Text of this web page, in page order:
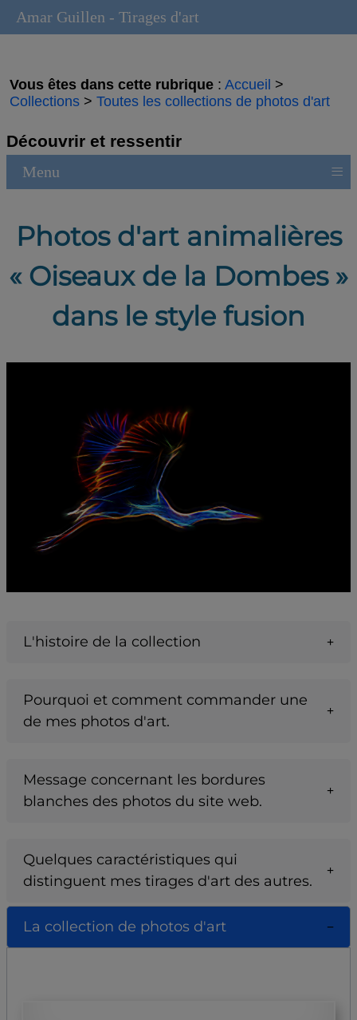
Vous êtes dans cette rubrique :Accueil >
Collections >Toutes les collections de photos d'art
Découvrir et ressentir
Menu ≡
Photos d'art animalières
« Oiseaux de la Dombes »
dans le style fusion
L'histoire de la collection
Pourquoi et comment commander une
de mes photos d'art.
Message concernant les bordures
blanches des photos du site web.
Quelques caractéristiques qui
distinguent mes tirages d'art des autres.
La collection de photos d'art
Amar Guillen - Tirages d'art